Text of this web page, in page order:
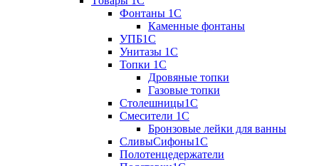
Фонтаны 1C
Каменные фонтаны
УПБ1С
Унитазы 1С
Топки 1С
Дровяные топки
Газовые топки
Столешницы1С
Смесители 1С
Бронзовые лейки для ванны
СливыСифоны1С
Полотенцедержатели